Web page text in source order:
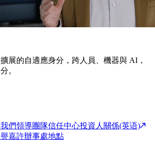
展的自適應身分，跨人員、機器與 AI，
。
們領導團隊信任中心投資人關係(英语)
嘉許辦事處地點